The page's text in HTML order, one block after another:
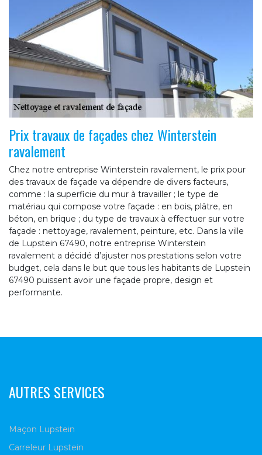
Prix travaux de façades chez Winterstein
ravalement
Chez notre entreprise Winterstein ravalement, le prix pour
des travaux de façade va dépendre de divers facteurs,
comme : la superficie du mur à travailler ; le type de
matériau qui compose votre façade : en bois, plâtre, en
béton, en brique ; du type de travaux à effectuer sur votre
façade : nettoyage, ravalement, peinture, etc. Dans la ville
de Lupstein 67490, notre entreprise Winterstein
ravalement a décidé d’ajuster nos prestations selon votre
budget, cela dans le but que tous les habitants de Lupstein
67490 puissent avoir une façade propre, design et
performante.
AUTRES SERVICES
Maçon Lupstein
Carreleur Lupstein